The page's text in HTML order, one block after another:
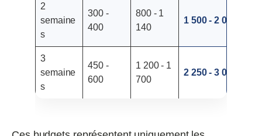
2
semaine
s
300 -
400
800 - 1
140
1 500 - 2 000
3
semaine
s
450 -
600
1 200 - 1
700
2 250 - 3 000